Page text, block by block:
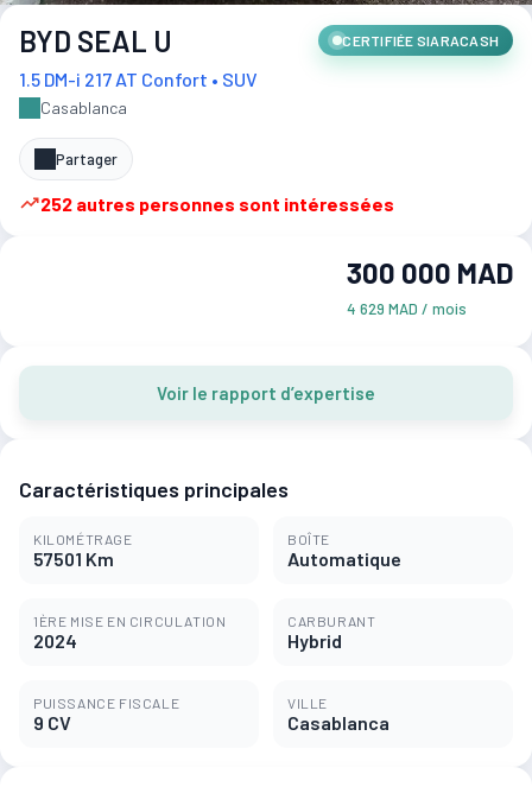
BYD SEAL U CERTIFIÉE SIARACASH
1.5 DM-i 217 AT Confort • SUV
Casablanca
Partager
252 autres personnes sont intéressées
300 000 MAD
4 629 MAD / mois
Voir le rapport d’expertise
Caractéristiques principales
KILOMÉTRAGE
57501 Km
BOÎTE
Automatique
1ÈRE MISE EN CIRCULATION
2024
CARBURANT
Hybrid
PUISSANCE FISCALE
9 CV
VILLE
Casablanca